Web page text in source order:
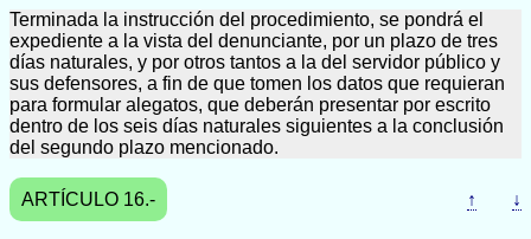
Terminada la instrucción del procedimiento, se pondrá el
expediente a la vista del denunciante, por un plazo de tres
días naturales, y por otros tantos a la del servidor público y
sus defensores, a fin de que tomen los datos que requieran
para formular alegatos, que deberán presentar por escrito
dentro de los seis días naturales siguientes a la conclusión
del segundo plazo mencionado.
ARTÍCULO 16.- ↑ ↓